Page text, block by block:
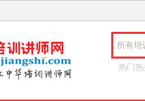
所有培
热门